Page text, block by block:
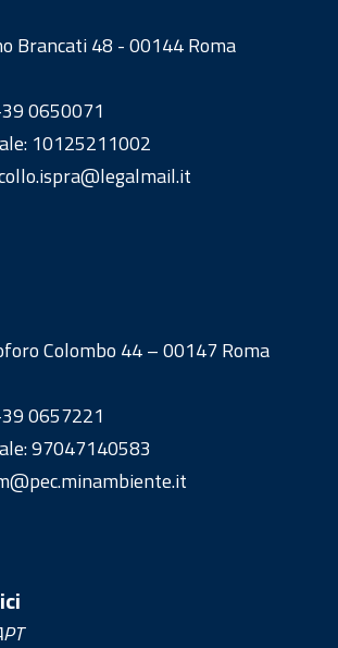
Brancati 48 - 00144 Roma
0650071
10125211002
Colombo 44 – 00147 Roma
0657221
97047140583